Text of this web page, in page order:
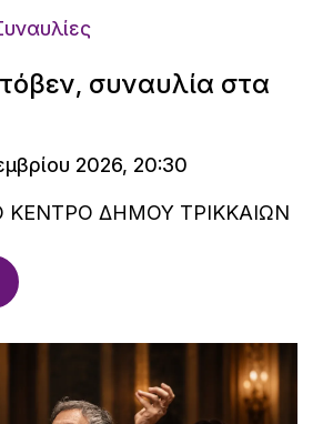
συναυλία στα
2026, 20:30
ΚΕΝΤΡΟ ΔΗΜΟΥ ΤΡΙΚΚΑΙΩΝ